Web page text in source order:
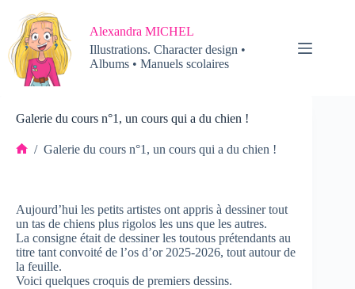
contenu
Alexandra MICHEL
Illustrations. Character design •
Albums • Manuels scolaires
Galerie du cours n°1, un cours qui a du chien !
/ Galerie du cours n°1, un cours qui a du chien !
Aujourd’hui les petits artistes ont appris à dessiner tout
un tas de chiens plus rigolos les uns que les autres.
La consigne était de dessiner les toutous prétendants au
titre tant convoité de l’os d’or 2025-2026, tout autour de
la feuille.
Voici quelques croquis de premiers dessins.